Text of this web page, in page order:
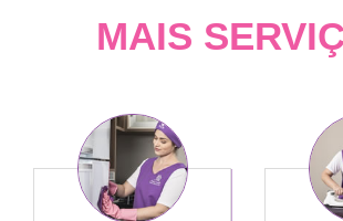
MAIS